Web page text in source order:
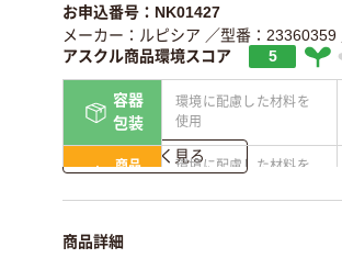
お申込番号：NK01427
メーカー：ルピシア ／型番：23360359
アスクル商品環境スコア
5
容器
包装
環境に配慮した材料を
使用
商品
環境に配慮した材料を
仕組
詳しく見る
商品詳細